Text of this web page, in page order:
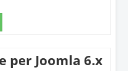
per Joomla 6.x